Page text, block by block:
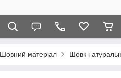
Шовний матеріал Шовк